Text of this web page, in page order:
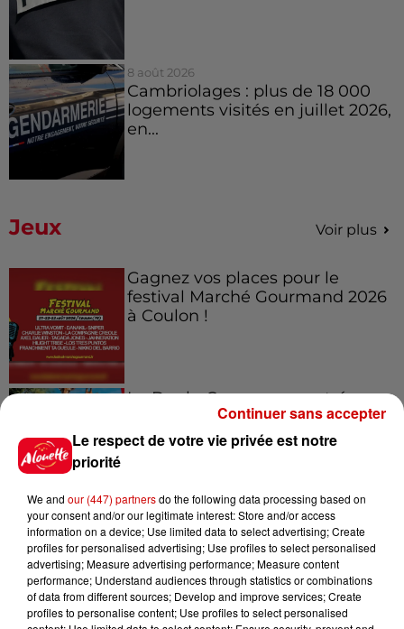
8 août 2026
Cambriolages : plus de 18 000
logements visités en juillet 2026,
en...
Jeux Voir plus
Gagnez vos places pour le
festival Marché Gourmand 2026
à Coulon !
Le Duel - Gagnez vos entrées
pour l'un des zoos de nos
régions !
Destination Vacances - Gagnez
votre séjour en famille au cœur
de la...
Le respect de votre vie privée est notre
priorité
We and our (447) partnersdo the following data processing based on
your consent and/or our legitimate interest: Store and/or access
information on a device; Use limited data to select advertising; Create
profiles for personalised advertising; Use profiles to select personalised
advertising; Measure advertising performance; Measure content
performance; Understand audiences through statistics or combinations
of data from different sources; Develop and improve services; Create
profiles to personalise content; Use profiles to select personalised
Continuer sans accepter